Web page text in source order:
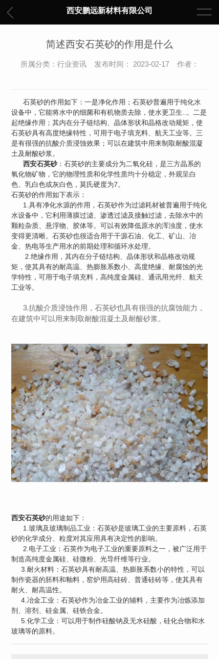
西安鹏远新材料有限公司
简述西安石英砂的作用是什么
所属分类：行业资讯 发布时间： 2023-02-17 作者：
石英砂的作用如下：一是净化作用；石英砂普遍用于纯化水
设备中，它能将水中的细菌和有机物质去除，使水更卫生..。二是
起绝缘作用；其内在分子链结构、晶体形状和晶格改动规矩，使
石英砂具有高度绝缘特性，可用于电子填充料、航天工业等。三
是有很强的抗酸介质浸蚀效果；可以在建筑中用来制取耐酸混凝
土及耐酸砂浆。
西安石英砂：石英砂的主要成分为二氧化硅，是三方晶系的
氧化物矿物，它的物理性质和化学性质均十分稳定，外观呈白
色、乳白色或灰白色，莫氏硬度为7。
石英砂的作用如下表示：
1.具有净化水源的作用，石英砂作为过滤耗材被普遍用于纯化
水设备中，它利用薄膜过滤、渗透过滤及接触过滤，去除水中的
颗粒杂质、悬浮物、胶体等。可以有效降低原水的浑浊度，使水
变得更清晰。石英砂也很适合用于干源石油、化工、矿山、冶
金、热电等生产用水的前期处理和循环水处理。
2.绝缘作用，其内在分子链结构、晶体形状和晶格改动规
矩，使其具有的耐高温、热膨胀系数小、高度绝缘、耐腐蚀的光
学特性，可用于电子填充料，高纯度金属硅、通讯用光纤、航天
工业等。
3.抗酸介质浸蚀作用，石英砂也具有很强的抗腐蚀能力，
在建筑中可以用来制取耐酸混凝土及耐酸砂浆。
西安石英砂的用途如下：
1.玻璃及玻璃制品工业：石英砂是玻璃工业的主要原料，石英
砂的化学成分、粒度对其应用具有决定性的影响。
2.电子工业：石英作为电子工业的重要原料之一，被广泛用于
制造高纯度金属硅、硅微粉、光导纤维等行业。
3.耐火材料：石英砂具有耐高温、热膨胀系数小的特性，可以
制作瓷器的胚料和釉料，窑炉用高硅砖、普通硅砖等，使其具有
耐火、耐高温性。
4.冶金工业：石英砂作为冶金工业的辅料，主要作为冶炼添加
剂、溶剂、硅金属、硅铁合金。
5.化学工业：可以用于制作硅酸钠及无水硅酸，硅化合物和水
玻璃等的原料。